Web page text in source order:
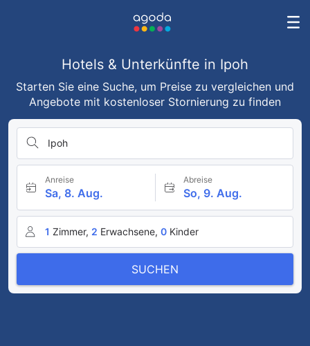
Hotels & Unterkünfte in Ipoh
Starten Sie eine Suche, um Preise zu vergleichen und
Angebote mit kostenloser Stornierung zu finden
Ipoh
Anreise
Sa, 8. Aug.
Abreise
So, 9. Aug.
1 Zimmer, 2 Erwachsene, 0 Kinder
SUCHEN